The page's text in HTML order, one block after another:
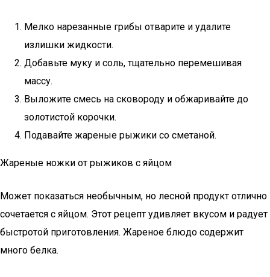
Мелко нарезанные грибы отварите и удалите
излишки жидкости.
Добавьте муку и соль, тщательно перемешивая
массу.
Выложите смесь на сковороду и обжаривайте до
золотистой корочки.
Подавайте жареные рыжики со сметаной.
Жареные ножки от рыжиков с яйцом
Может показаться необычным, но лесной продукт отлично
сочетается с яйцом. Этот рецепт удивляет вкусом и радует
быстротой приготовления. Жареное блюдо содержит
много белка.